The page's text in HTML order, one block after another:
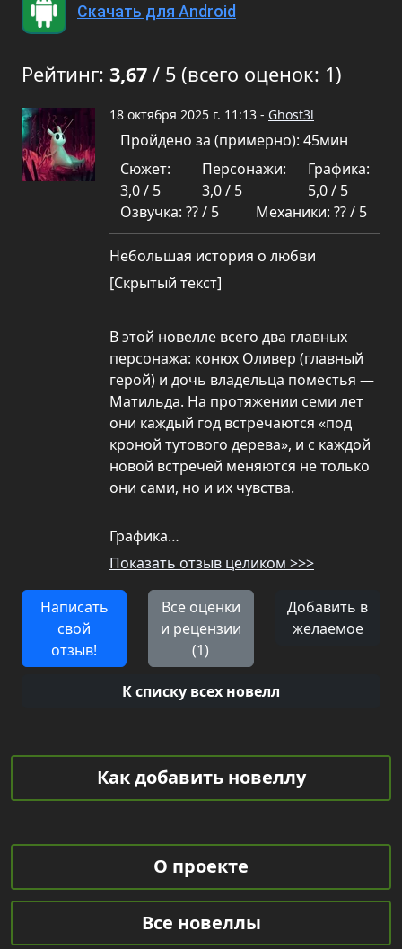
Скачать для Android
Рейтинг: 3,67 / 5 (всего оценок: 1)
18 октября 2025 г. 11:13 - Ghost3l
Пройдено за (примерно): 45мин
Сюжет:
3,0 / 5
Персонажи:
3,0 / 5
Графика:
5,0 / 5
Озвучка: ?? / 5
Механики: ?? / 5
Небольшая история о любви
[Скрытый текст]
В этой новелле всего два главных
персонажа: конюх Оливер (главный
герой) и дочь владельца поместья —
Матильда. На протяжении семи лет
они каждый год встречаются «под
кроной тутового дерева», и с каждой
новой встречей меняются не только
они сами, но и их чувства.
Графика…
Показать отзыв целиком >>>
Написать
свой
отзыв!
Все оценки
и рецензии
(1)
Добавить в
желаемое
К списку всех новелл
Как добавить новеллу
О проекте
Все новеллы